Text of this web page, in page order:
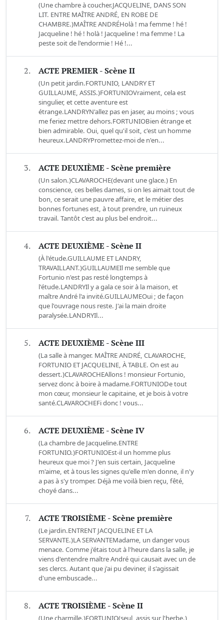
(Une chambre à coucher.JACQUELINE, DANS SON
LIT. ENTRE MAÎTRE ANDRÉ, EN ROBE DE
CHAMBRE.)MAÎTRE ANDRÉHolà ! ma femme ! hé !
Jacqueline ! hé ! holà ! Jacqueline ! ma femme ! La
peste soit de l'endormie ! Hé !...
2. ACTE PREMIER - Scène II
(Un petit jardin.FORTUNIO, LANDRY ET
GUILLAUME, ASSIS.)FORTUNIOVraiment, cela est
singulier, et cette aventure est
étrange.LANDRYN'allez pas en jaser, au moins ; vous
me feriez mettre dehors.FORTUNIOBien étrange et
bien admirable. Oui, quel qu'il soit, c'est un homme
heureux.LANDRYPromettez-moi de n'en...
3. ACTE DEUXIÈME - Scène première
(Un salon.)CLAVAROCHE(devant une glace.) En
conscience, ces belles dames, si on les aimait tout de
bon, ce serait une pauvre affaire, et le métier des
bonnes fortunes est, à tout prendre, un ruineux
travail. Tantôt c'est au plus bel endroit...
4. ACTE DEUXIÈME - Scène II
(À l'étude.GUILLAUME ET LANDRY,
TRAVAILLANT.)GUILLAUMEIl me semble que
Fortunio n'est pas resté longtemps à
l'étude.LANDRYIl y a gala ce soir à la maison, et
maître André l'a invité.GUILLAUMEOui ; de façon
que l'ouvrage nous reste. J'ai la main droite
paralysée.LANDRYIl...
5. ACTE DEUXIÈME - Scène III
(La salle à manger. MAÎTRE ANDRÉ, CLAVAROCHE,
FORTUNIO ET JACQUELINE, À TABLE. On est au
dessert.)CLAVAROCHEAllons ! monsieur Fortunio,
servez donc à boire à madame.FORTUNIODe tout
mon cœur, monsieur le capitaine, et je bois à votre
santé.CLAVAROCHEFi donc ! vous...
6. ACTE DEUXIÈME - Scène IV
(La chambre de Jacqueline.ENTRE
FORTUNIO.)FORTUNIOEst-il un homme plus
heureux que moi ? J'en suis certain, Jacqueline
m'aime, et à tous les signes qu'elle m'en donne, il n'y
a pas à s'y tromper. Déjà me voilà bien reçu, fêté,
choyé dans...
7. ACTE TROISIÈME - Scène première
(Le jardin.ENTRENT JACQUELINE ET LA
SERVANTE.)LA SERVANTEMadame, un danger vous
menace. Comme j'étais tout à l'heure dans la salle, je
viens d'entendre maître André qui causait avec un de
ses clercs. Autant que j'ai pu deviner, il s'agissait
d'une embuscade...
8. ACTE TROISIÈME - Scène II
(Une charmille.)FORTUNIO(seul, assis sur l'herbe.)